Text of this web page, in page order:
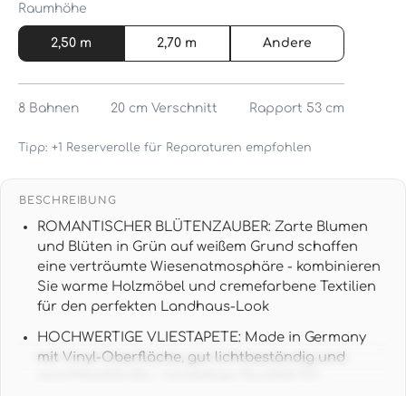
Raumhöhe
2,50 m 2,70 m Andere
8 Bahnen 20 cm Verschnitt Rapport 53 cm
Tipp: +1 Reserverolle für Reparaturen empfohlen
BESCHREIBUNG
ROMANTISCHER BLÜTENZAUBER: Zarte Blumen
und Blüten in Grün auf weißem Grund schaffen
eine verträumte Wiesenatmosphäre - kombinieren
Sie warme Holzmöbel und cremefarbene Textilien
für den perfekten Landhaus-Look
HOCHWERTIGE VLIESTAPETE: Made in Germany
mit Vinyl-Oberfläche, gut lichtbeständig und